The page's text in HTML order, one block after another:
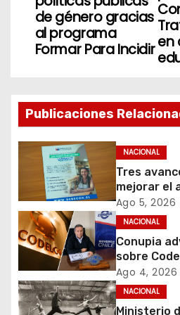
c
i
n
d
e
e
en
de género gracias
al programa
Formar Para Incidir
Publicaciones
NACIONAL
Tres
mejorar el
derechos
en materia
Ago 5, 2026
NACIONAL
Conupia
sobre
puerta a
Ago 4, 2026
NACIONAL
Ministerio